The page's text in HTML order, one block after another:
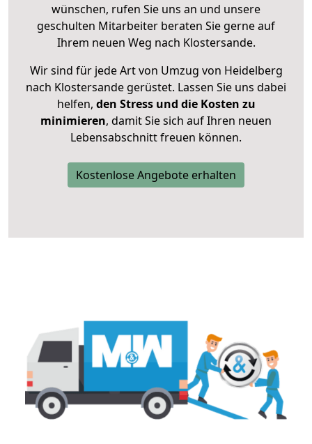
wünschen, rufen Sie uns an und unsere
geschulten Mitarbeiter beraten Sie gerne auf
Ihrem neuen Weg nach Klostersande.
Wir sind für jede Art von Umzug von Heidelberg
nach Klostersande gerüstet. Lassen Sie uns dabei
helfen, den Stress und die Kosten zu
minimieren, damit Sie sich auf Ihren neuen
Lebensabschnitt freuen können.
Kostenlose Angebote erhalten